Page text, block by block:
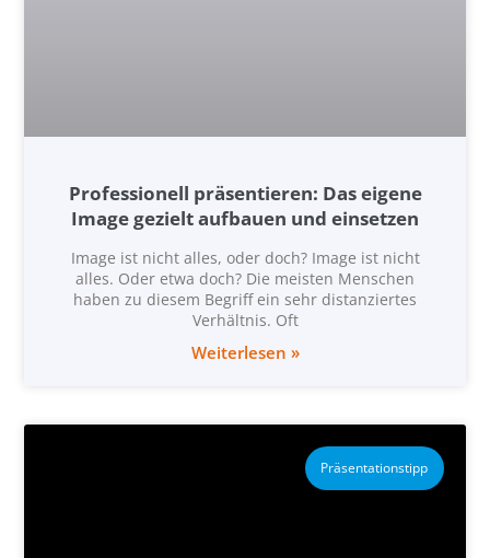
Professionell präsentieren: Das eigene
Image gezielt aufbauen und einsetzen
Image ist nicht alles, oder doch? Image ist nicht
alles. Oder etwa doch? Die meisten Menschen
haben zu diesem Begriff ein sehr distanziertes
Verhältnis. Oft
Weiterlesen »
Präsentationstipp